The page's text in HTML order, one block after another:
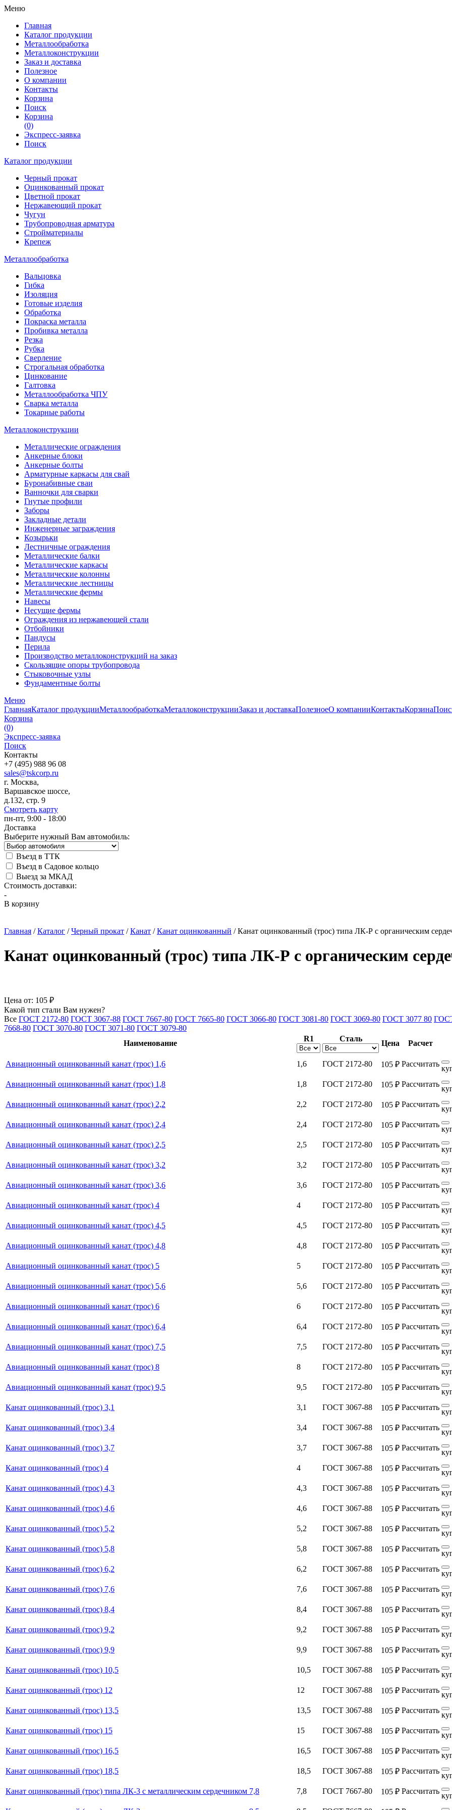
Меню
Главная
Каталог продукции
Металлообработка
Металлоконструкции
Заказ и доставка
Полезное
О компании
Контакты
Корзина
Поиск
Корзина
(0)
Экспресс-заявка
Поиск
Каталог продукции
Черный прокат
Оцинкованный прокат
Цветной прокат
Нержавеющий прокат
Чугун
Трубопроводная арматура
Стройматериалы
Крепеж
Металлообработка
Вальцовка
Гибка
Изоляция
Готовые изделия
Обработка
Покраска металла
Пробивка металла
Резка
Рубка
Сверление
Строгальная обработка
Цинкование
Галтовка
Металлообработка ЧПУ
Сварка металла
Токарные работы
Металлоконструкции
Металлические ограждения
Анкерные блоки
Анкерные болты
Арматурные каркасы для свай
Буронабивные сваи
Ванночки для сварки
Гнутые профили
Заборы
Закладные детали
Инженерные заграждения
Козырьки
Лестничные ограждения
Металлические балки
Металлические каркасы
Металлические колонны
Металлические лестницы
Металлические фермы
Навесы
Несущие фермы
Ограждения из нержавеющей стали
Отбойники
Пандусы
Перила
Производство металлоконструкций на заказ
Скользящие опоры трубопровода
Стыковочные узлы
Фундаментные болты
Меню
ГлавнаяКаталог продукцииМеталлообработкаМеталлоконструкцииЗаказ и доставкаПолезноеО компанииКонтактыКорзина
Корзина
(0)
Экспресс-заявка
Поиск
Контакты
+7 (495) 988 96 08
sales@tskcorp.ru
г. Москва,
Варшавское шоссе,
д.132, стр. 9
Смотреть карту
пн-пт, 9:00 - 18:00
Доставка
Выберите нужный Вам автомобиль:
Въезд в ТТК
Въезд в Садовое кольцо
Выезд за МКАД
Стоимость доставки:
-
В корзину
Главная /Каталог /Черный прокат /Канат /Канат оцинкованный /Канат оцинкованный (трос) типа ЛК-Р с органическим
Канат оцинкованный (трос) типа ЛК-Р с органическим
Цена от: 105 ₽
Какой тип стали Вам нужен?
Все ГОСТ 2172-80 ГОСТ 3067-88 ГОСТ 7667-80 ГОСТ 7665-80 ГОСТ 3066-80 ГОСТ 3081-80 ГОСТ 3069-80 ГОСТ 3077 80
7668-80 ГОСТ 3070-80 ГОСТ 3071-80 ГОСТ 3079-80
Наименование
R1 Сталь
Цена Расчет
Авиационный оцинкованный канат (трос) 1,6 1,6 ГОСТ 2172-80 105 ₽ Рассчитать
Авиационный оцинкованный канат (трос) 1,8
1,8 ГОСТ 2172-80 105 ₽ Рассчитать
Авиационный оцинкованный канат (трос) 2,2
2,2 ГОСТ 2172-80 105 ₽ Рассчитать
Авиационный оцинкованный канат (трос) 2,4
2,4 ГОСТ 2172-80 105 ₽ Рассчитать
Авиационный оцинкованный канат (трос) 2,5
2,5 ГОСТ 2172-80 105 ₽ Рассчитать
Авиационный оцинкованный канат (трос) 3,2
3,2 ГОСТ 2172-80 105 ₽ Рассчитать
Авиационный оцинкованный канат (трос) 3,6
3,6 ГОСТ 2172-80 105 ₽ Рассчитать
Авиационный оцинкованный канат (трос) 4
4 ГОСТ 2172-80 105 ₽ Рассчитать
Авиационный оцинкованный канат (трос) 4,5
4,5 ГОСТ 2172-80 105 ₽ Рассчитать
Авиационный оцинкованный канат (трос) 4,8
4,8 ГОСТ 2172-80 105 ₽ Рассчитать
Авиационный оцинкованный канат (трос) 5
5 ГОСТ 2172-80 105 ₽ Рассчитать
Авиационный оцинкованный канат (трос) 5,6
5,6 ГОСТ 2172-80 105 ₽ Рассчитать
Авиационный оцинкованный канат (трос) 6
6 ГОСТ 2172-80 105 ₽ Рассчитать
Авиационный оцинкованный канат (трос) 6,4
6,4 ГОСТ 2172-80 105 ₽ Рассчитать
Авиационный оцинкованный канат (трос) 7,5
7,5 ГОСТ 2172-80 105 ₽ Рассчитать
Авиационный оцинкованный канат (трос) 8
8 ГОСТ 2172-80 105 ₽ Рассчитать
Авиационный оцинкованный канат (трос) 9,5
9,5 ГОСТ 2172-80 105 ₽ Рассчитать
Канат оцинкованный (трос) 3,1
3,1 ГОСТ 3067-88 105 ₽ Рассчитать
Канат оцинкованный (трос) 3,4
3,4 ГОСТ 3067-88 105 ₽ Рассчитать
Канат оцинкованный (трос) 3,7
3,7 ГОСТ 3067-88 105 ₽ Рассчитать
Канат оцинкованный (трос) 4
4 ГОСТ 3067-88 105 ₽ Рассчитать
Канат оцинкованный (трос) 4,3
4,3 ГОСТ 3067-88 105 ₽ Рассчитать
Канат оцинкованный (трос) 4,6
4,6 ГОСТ 3067-88 105 ₽ Рассчитать
Канат оцинкованный (трос) 5,2
5,2 ГОСТ 3067-88 105 ₽ Рассчитать
Канат оцинкованный (трос) 5,8
5,8 ГОСТ 3067-88 105 ₽ Рассчитать
Канат оцинкованный (трос) 6,2
6,2 ГОСТ 3067-88 105 ₽ Рассчитать
Канат оцинкованный (трос) 7,6
7,6 ГОСТ 3067-88 105 ₽ Рассчитать
Канат оцинкованный (трос) 8,4
8,4 ГОСТ 3067-88 105 ₽ Рассчитать
Канат оцинкованный (трос) 9,2
9,2 ГОСТ 3067-88 105 ₽ Рассчитать
Канат оцинкованный (трос) 9,9
9,9 ГОСТ 3067-88 105 ₽ Рассчитать
Канат оцинкованный (трос) 10,5
10,5 ГОСТ 3067-88 105 ₽ Рассчитать
Канат оцинкованный (трос) 12
12 ГОСТ 3067-88 105 ₽ Рассчитать
Канат оцинкованный (трос) 13,5
13,5 ГОСТ 3067-88 105 ₽ Рассчитать
Канат оцинкованный (трос) 15
15 ГОСТ 3067-88 105 ₽ Рассчитать
Канат оцинкованный (трос) 16,5
16,5 ГОСТ 3067-88 105 ₽ Рассчитать
Канат оцинкованный (трос) 18,5
18,5 ГОСТ 3067-88 105 ₽ Рассчитать
Канат оцинкованный (трос) типа ЛК-3 с металлическим сердечником 7,8
7,8 ГОСТ 7667-80 105 ₽ Рассчитать